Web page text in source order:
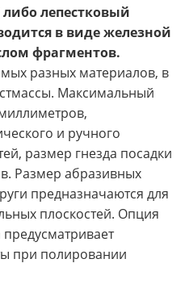
лепестковый
в виде железной
фрагментов.
разных материалов, в
Максимальный
и ручного
размер гнезда посадки
Размер абразивных
предназначаются для
плоскостей. Опция
при полировании